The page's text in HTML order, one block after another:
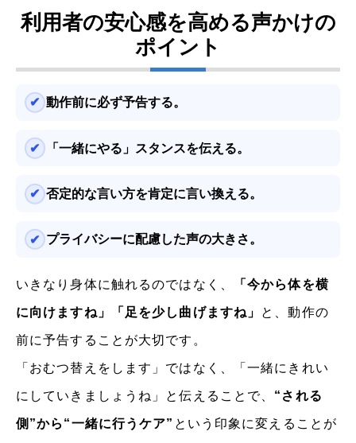
利用者の安心感を高める声かけの
ポイント
動作前に必ず予告する。
「一緒にやる」スタンスを伝える。
否定的な言い方を肯定に言い換える。
プライバシーに配慮した声の大きさ。
いきなり身体に触れるのではなく、 「今から体を横
に向けますね」「足を少し曲げますね」 と、動作の
前に予告することが大切です。
「おむつ替えをします」ではなく、「一緒にきれい
にしていきましょうね」と伝えることで、 “される
側”から“一緒に行うケア” という印象に変えることが